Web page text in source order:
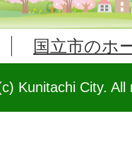
国立市のホ
Kunitachi City.